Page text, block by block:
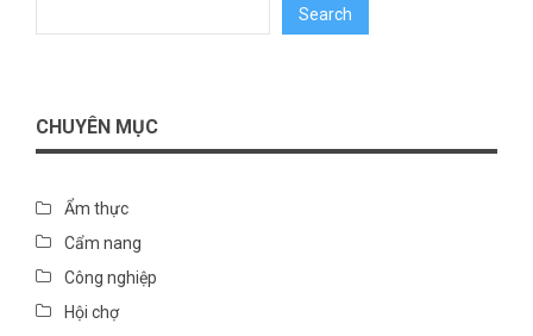
Search
CHUYÊN MỤC
Ẩm thực
Cẩm nang
Công nghiệp
Hội chợ